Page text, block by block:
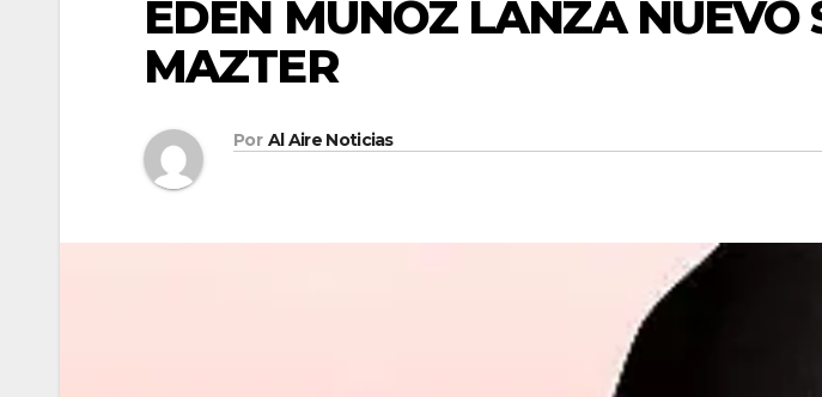
EDEN MUÑOZ LANZA NUEVO
MAZTER
Por Al Aire Noticias